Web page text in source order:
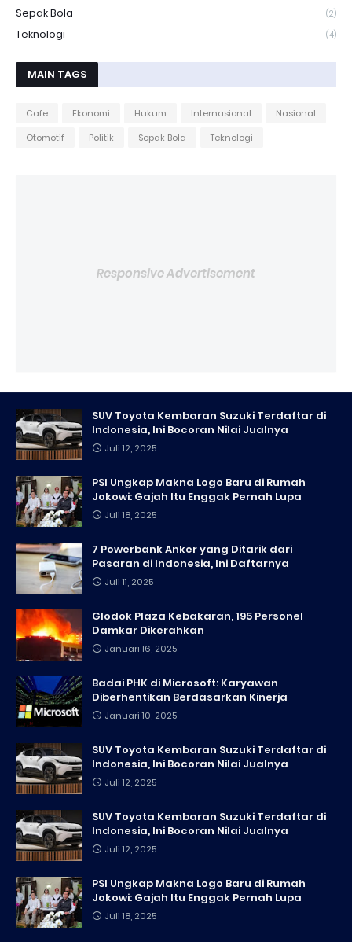
Sepak Bola (2)
Teknologi (4)
MAIN TAGS
Cafe Ekonomi Hukum Internasional
Nasional
Otomotif
Politik Sepak Bola Teknologi
Responsive Advertisement
SUV Toyota Kembaran Suzuki Terdaftar di
Indonesia, Ini Bocoran Nilai Jualnya
Juli 12, 2025
PSI Ungkap Makna Logo Baru di Rumah
Jokowi: Gajah Itu Enggak Pernah Lupa
Juli 18, 2025
7 Powerbank Anker yang Ditarik dari
Pasaran di Indonesia, Ini Daftarnya
Juli 11, 2025
Glodok Plaza Kebakaran, 195 Personel
Damkar Dikerahkan
Januari 16, 2025
Badai PHK di Microsoft: Karyawan
Diberhentikan Berdasarkan Kinerja
Januari 10, 2025
SUV Toyota Kembaran Suzuki Terdaftar di
Indonesia, Ini Bocoran Nilai Jualnya
Juli 12, 2025
SUV Toyota Kembaran Suzuki Terdaftar di
Indonesia, Ini Bocoran Nilai Jualnya
Juli 12, 2025
PSI Ungkap Makna Logo Baru di Rumah
Jokowi: Gajah Itu Enggak Pernah Lupa
Juli 18, 2025